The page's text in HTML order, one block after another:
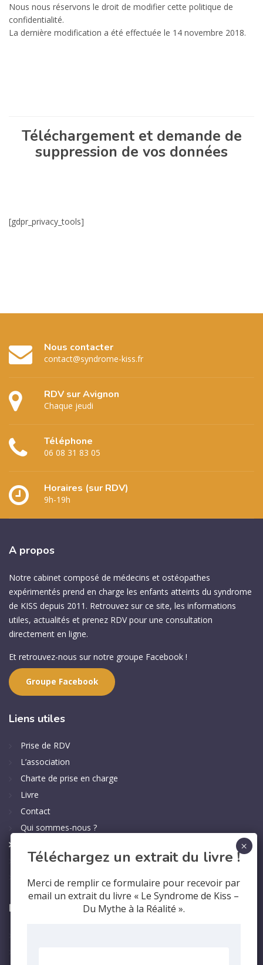
Nous nous réservons le droit de modifier cette politique de
confidentialité.
La dernière modification a été effectuée le 14 novembre 2018.
Téléchargement et demande de
suppression de vos données
[gdpr_privacy_tools]
Nous contacter
contact@syndrome-kiss.fr
RDV sur Avignon
Chaque jeudi
Téléphone
06 08 31 83 05
Horaires (sur RDV)
9h-19h
A propos
Notre cabinet composé de médecins et ostéopathes
expérimentés prend en charge les enfants atteints du syndrome
de KISS depuis 2011. Retrouvez sur ce site, les informations
utiles, actualités et prenez RDV pour une consultation
directement en ligne.
Et retrouvez-nous sur notre groupe Facebook !
Groupe Facebook
Liens utiles
Prise de RDV
L’association
Charte de prise en charge
Livre
Contact
Qui sommes-nous ?
Mentions légales
Le
Téléchargez un extrait du livre !
Merci de remplir ce formulaire pour recevoir par
email un extrait du livre « Le Syndrome de Kiss –
Du Mythe à la Réalité ».